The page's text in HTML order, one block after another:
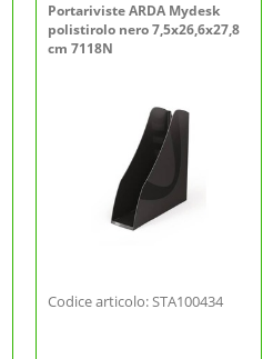
Portariviste ARDA Mydesk
polistirolo nero 7,5x26,6x27,8
cm 7118N
Codice articolo: STA100434